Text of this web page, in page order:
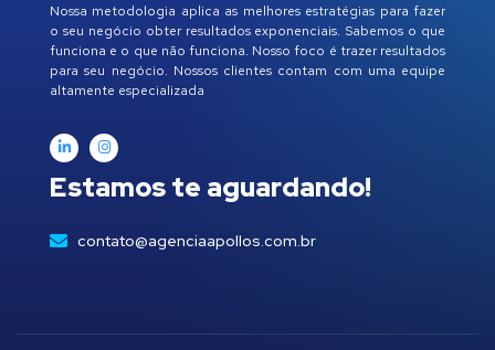
Nossa metodologia aplica as melhores estratégias para fazer
o seu negócio obter resultados exponenciais. Sabemos o que
funciona e o que não funciona. Nosso foco é trazer resultados
para seu negócio. Nossos clientes contam com uma equipe
altamente especializada
Estamos te aguardando!
contato@agenciaapollos.com.br